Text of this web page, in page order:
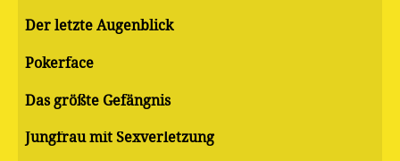
Der letzte Augenblick
Pokerface
Das größte Gefängnis
Jungfrau mit Sexverletzung